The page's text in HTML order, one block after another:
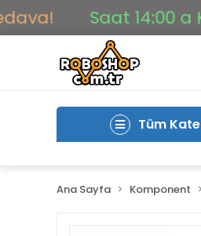
Saat 14:00 a
Tüm
Ana Sayfa Komponent